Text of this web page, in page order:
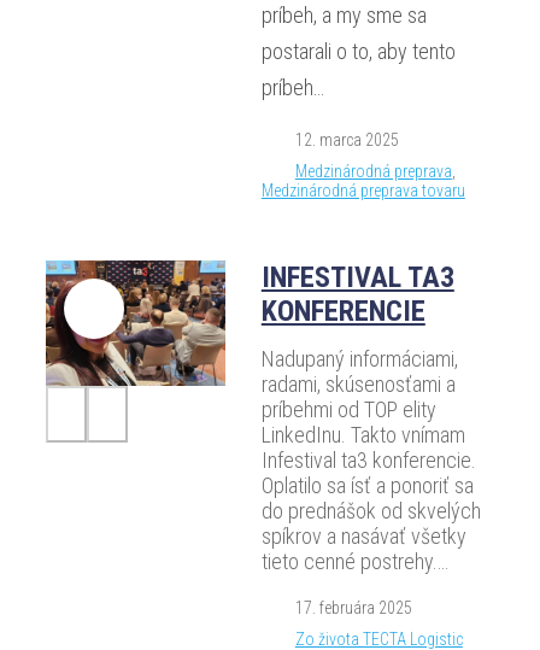
príbeh, a my sme sa
postarali o to, aby tento
príbeh…
12. marca 2025
Medzinárodná preprava
Medzinárodná preprava tovaru
INFESTIVAL TA3
KONFERENCIE
Nadupaný informáciami,
radami, skúsenosťami a
príbehmi od TOP elity
LinkedInu. Takto vnímam
Infestival ta3 konferencie.
Oplatilo sa ísť a ponoriť sa
do prednášok od skvelých
spíkrov a nasávať všetky
tieto cenné postrehy.…
17. februára 2025
Zo života TECTA Logistic